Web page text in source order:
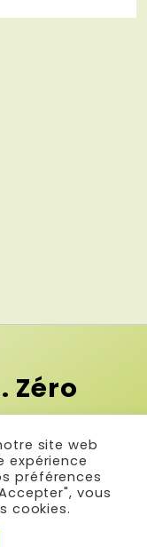
Zéro
!
le zéro
?
site web
expérience
préférences
vous
cookies.